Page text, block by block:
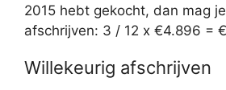
2015 hebt gekocht, dan mag
afschrijven: 3 / 12 x €4.896 =
Willekeurig afschrijven